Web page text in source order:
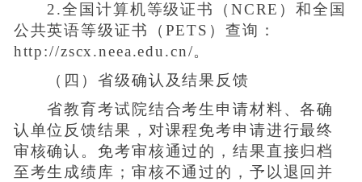
2.全国计算机等级证书（NCRE）和全国
公共英语等级证书（PETS）查询：
http://zscx.neea.edu.cn/。
（四）省级确认及结果反馈
省教育考试院结合考生申请材料、各确
认单位反馈结果，对课程免考申请进行最终
审核确认。免考审核通过的，结果直接归档
至考生成绩库；审核不通过的，予以退回并